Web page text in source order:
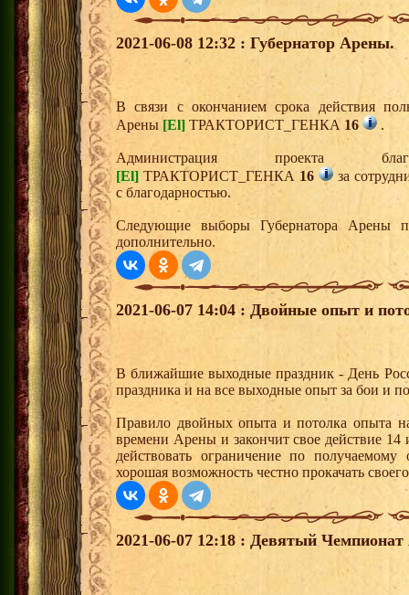
2021-06-08 12:32 : Губернатор Арены.
В связи с окончанием срока действия
Арены [El] ТРАКТОРИСТ_ГЕНКА 16 .
Администрация проекта
[El] ТРАКТОРИСТ_ГЕНКА 16
за
с благодарностью.
Следующие выборы Губернатора Арены
дополнительно.
2021-06-07 14:04 : Двойные опыт и
В ближайшие выходные праздник - День
праздника и на все выходные опыт за бои и
Правило двойных опыта и потолка опыта
времени Арены и закончит свое действие
действовать ограничение по
хорошая возможность честно прокачать
2021-06-07 12:18 : Девятый